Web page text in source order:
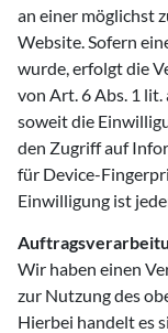
an einer möglichst
Website. Sofern
wurde, erfolgt die
von Art. 6 Abs. 1 lit.
soweit die
den Zugriff auf
für Device-
Einwilligung ist
Wir haben einen
zur Nutzung des
Hierbei handelt es